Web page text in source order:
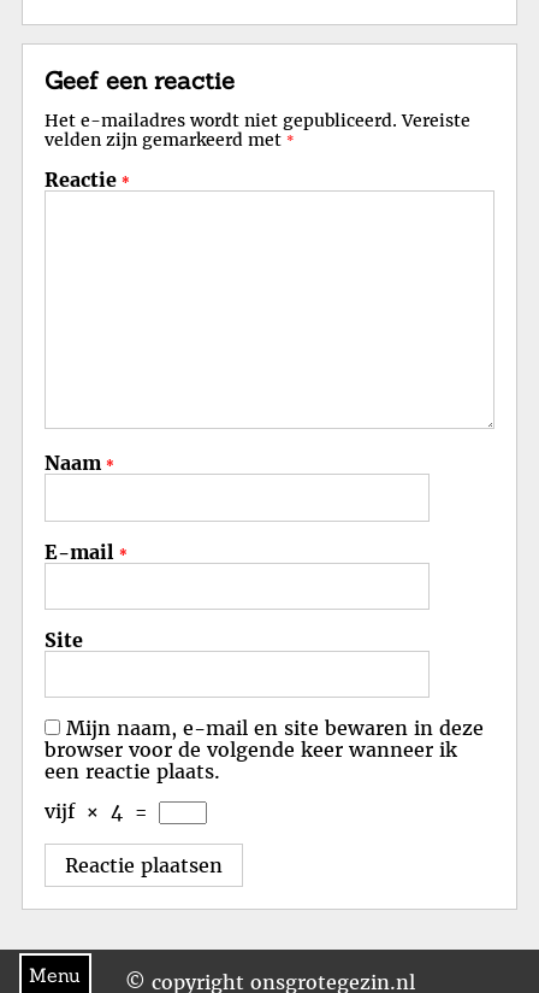
Menu
Geef een reactie
Het e-mailadres wordt niet gepubliceerd. Vereiste
velden zijn gemarkeerd met *
Reactie *
Naam *
E-mail *
Site
Mijn naam, e-mail en site bewaren in deze
browser voor de volgende keer wanneer ik
een reactie plaats.
vijf × 4 =
© copyright onsgrotegezin.nl